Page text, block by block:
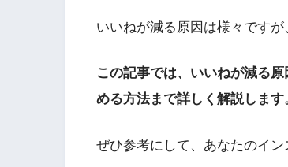
いいねが減る原因は様々です
この記事では、いいねが減る
める方法まで詳しく解説します
ぜひ参考にして、あなたのイ